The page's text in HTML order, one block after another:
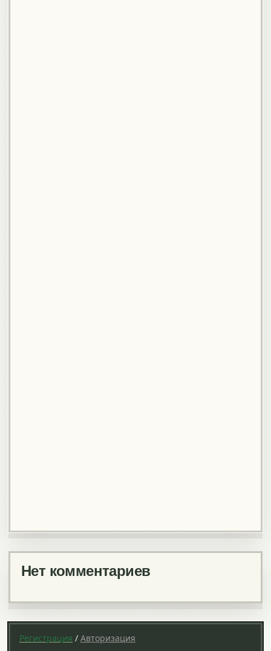
Нет комментариев
Регистрация / Авторизация